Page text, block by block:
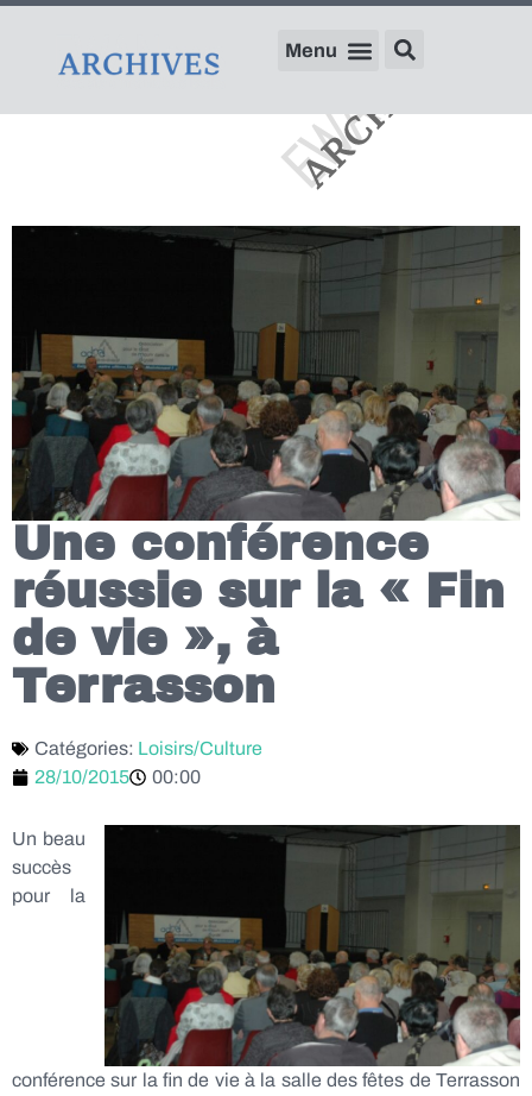
Une conférence
réussie sur la « Fin
de vie », à
Terrasson
Catégories: Loisirs/Culture
28/10/2015
00:00
Un beau
succès
pour la
conférence sur la fin de vie à la salle des fêtes de Terrasson